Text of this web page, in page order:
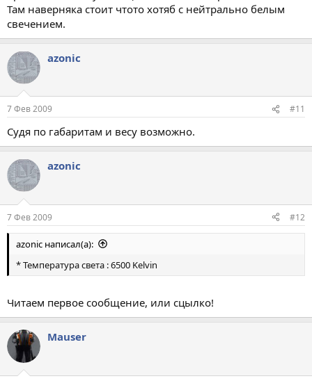
Там наверняка стоит чтото хотяб с нейтрально белым
свечением.
azonic
7 Фев 2009 #11
Судя по габаритам и весу возможно.
azonic
7 Фев 2009 #12
azonic написал(а):
* Температура света : 6500 Kelvin
Читаем первое сообщение, или сцылко!
Mauser